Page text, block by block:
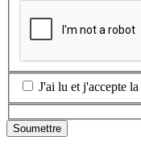
J'ai lu et j'accepte la